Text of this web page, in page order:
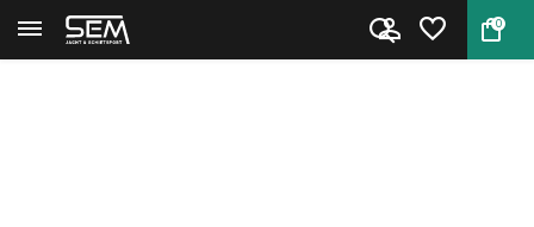
0
Terug Home Junior Delta 4,5mm luchtbuks v...